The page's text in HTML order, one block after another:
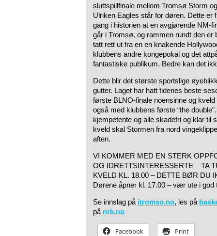
sluttspillfinale mellom Tromsø Storm og
Ulriken Eagles står for døren. Dette er
gang i historien at en avgjørende NM-
går i Tromsø, og rammen rundt den er
tatt rett ut fra en en knakende
klubbens andre kongepokal og det
fantastiske publikum. Bedre kan det
Dette blir det største sportslige
gutter. Laget har hatt tidenes beste
første BLNO-finale noensinne og
også med klubbens første “the
kjempetente og alle skadefri og klar til
kveld skal Stormen fra nord
aften.
VI KOMMER MED EN STERK
OG IDRETTSINTERESSERTE – TA
KVELD KL. 18.00 – DETTE BØR DU
Dørene åpner kl. 17.00 – vær ute i god
Se innslag på itromso.no, les på
på nrk.no
Facebook Print